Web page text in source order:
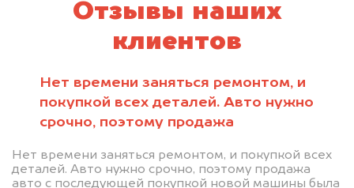
Отзывы наших
клиентов
Нет времени заняться ремонтом, и
покупкой всех деталей. Авто нужно
срочно, поэтому продажа
Нет времени заняться ремонтом, и покупкой всех
деталей. Авто нужно срочно, поэтому продажа
авто с последующей покупкой новой машины была